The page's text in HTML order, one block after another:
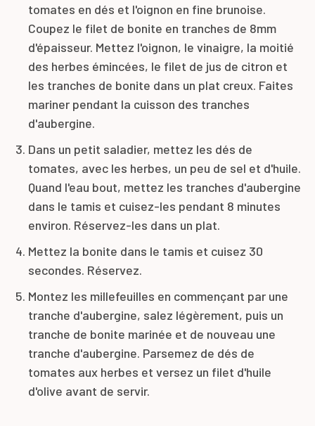
tomates en dés et l'oignon en fine brunoise.
Coupez le filet de bonite en tranches de 8mm
d'épaisseur. Mettez l'oignon, le vinaigre, la moitié
des herbes émincées, le filet de jus de citron et
les tranches de bonite dans un plat creux. Faites
mariner pendant la cuisson des tranches
d'aubergine.
Dans un petit saladier, mettez les dés de
tomates, avec les herbes, un peu de sel et d'huile.
Quand l'eau bout, mettez les tranches d'aubergine
dans le tamis et cuisez-les pendant 8 minutes
environ. Réservez-les dans un plat.
Mettez la bonite dans le tamis et cuisez 30
secondes. Réservez.
Montez les millefeuilles en commençant par une
tranche d'aubergine, salez légèrement, puis un
tranche de bonite marinée et de nouveau une
tranche d'aubergine. Parsemez de dés de
tomates aux herbes et versez un filet d'huile
d'olive avant de servir.